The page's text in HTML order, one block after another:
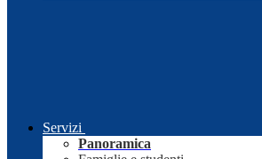
Servizi
Panoramica